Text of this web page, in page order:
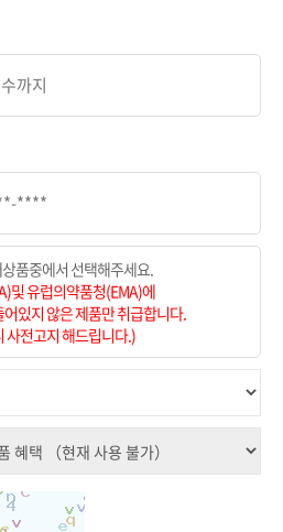
품중에서 선택해주세요.
및 유럽의약품청(EMA)에
있지 않은 제품만 취급합니다.
사전고지 해드립니다.)